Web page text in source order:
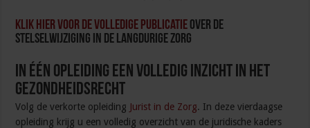
Klik hier voor de volledige publicatie over de
stelselwijziging in de langdurige zorg
In één opleiding een volledig inzicht in het
gezondheidsrecht
Volg de verkorte opleiding Jurist in de Zorg. In deze vierdaagse
opleiding krijg u een volledig overzicht van de juridische kaders